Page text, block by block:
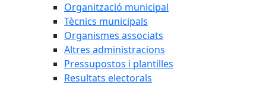
Organització municipal
Tècnics municipals
Organismes associats
Altres administracions
Pressupostos i plantilles
Resultats electorals